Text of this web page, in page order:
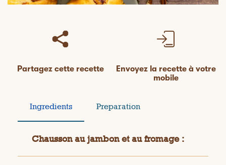
Partagez cette recette
Envoyez la recette à votre
mobile
Ingredients Preparation
Chausson au jambon et au fromage :